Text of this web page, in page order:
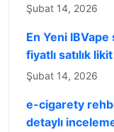
Şubat 14, 2026
En Yeni
fiyatlı satılık
Şubat 14, 2026
e-cigarety
detaylı